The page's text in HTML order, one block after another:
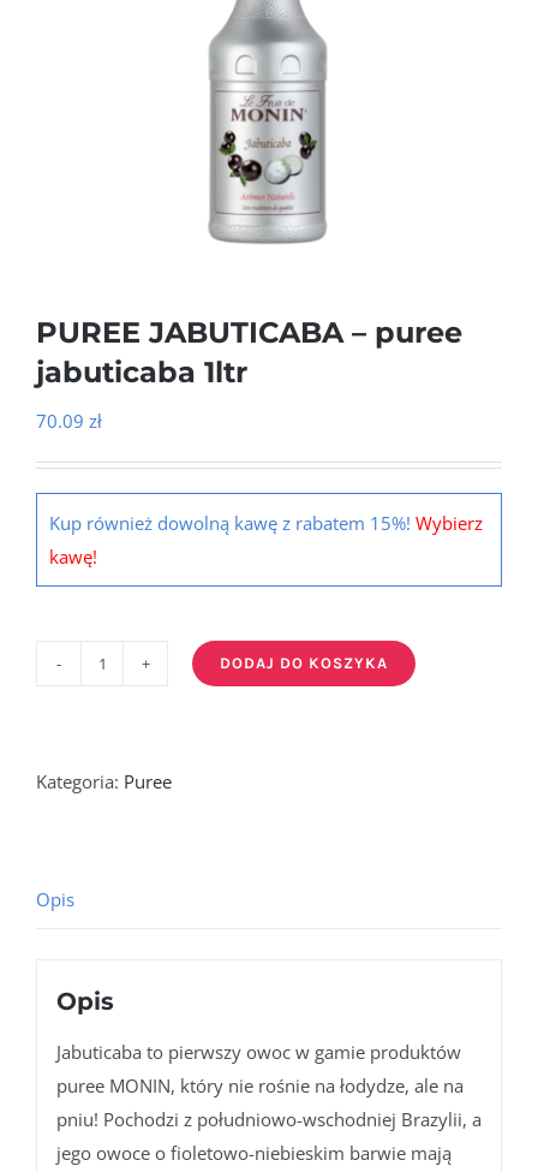
PUREE JABUTICABA – puree
jabuticaba 1ltr
70.09 zł
Kup również dowolną kawę z rabatem 15%! Wybierz
kawę!
-
DODAJ DO KOSZYKA
Kategoria: Puree
Opis
Opis
Jabuticaba to pierwszy owoc w gamie produktów
puree MONIN, który nie rośnie na łodydze, ale na
pniu! Pochodzi z południowo-wschodniej Brazylii, a
jego owoce o fioletowo-niebieskim barwie mają